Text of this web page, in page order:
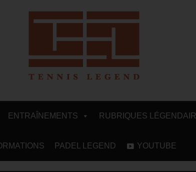
ENTRAÎNEMENTS RUBRIQUES
PADEL LEGEND YOUTUBE